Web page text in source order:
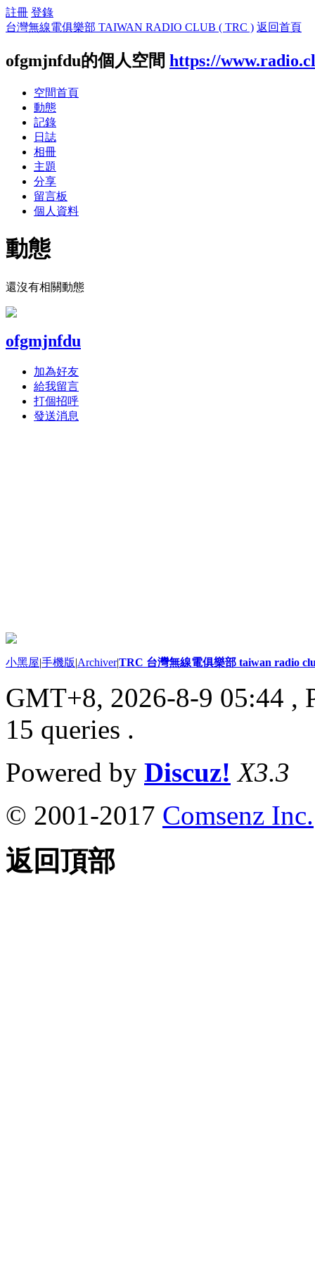
註冊 登錄
台灣無線電俱樂部 TAIWAN RADIO CLUB ( TRC ) 返回首頁
ofgmjnfdu的個人空間 https://
空間首頁
動態
記錄
日誌
相冊
主題
分享
留言板
個人資料
動態
還沒有相關動態
ofgmjnfdu
加為好友
給我留言
打個招呼
發送消息
小黑屋|手機版|Archiver|TRC 台灣無線電俱樂部 taiwan radio
GMT+8, 2026-8-9 05:44 ,
15 queries .
Powered by Discuz! X3.3
© 2001-2017 Comsenz Inc.
返回頂部